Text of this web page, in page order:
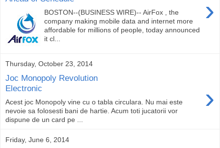
›
BOSTON--(BUSINESS WIRE)-- AirFox , the
company making mobile data and internet more
affordable for millions of people, today announced
it cl...
Thursday, October 23, 2014
Joc Monopoly Revolution
Electronic
›
Acest joc Monopoly vine cu o tabla circulara. Nu mai este
nevoie sa folosesti bani de hartie. Acum toti jucatorii vor
dispune de un card pe ...
Friday, June 6, 2014